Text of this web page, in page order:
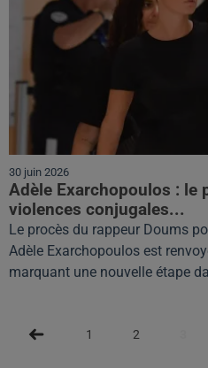
30 juin 2026
Adèle Exarchopoulos : le
violences conjugales...
Le procès du rappeur Doums
Adèle Exarchopoulos est
marquant une nouvelle étape
1 2